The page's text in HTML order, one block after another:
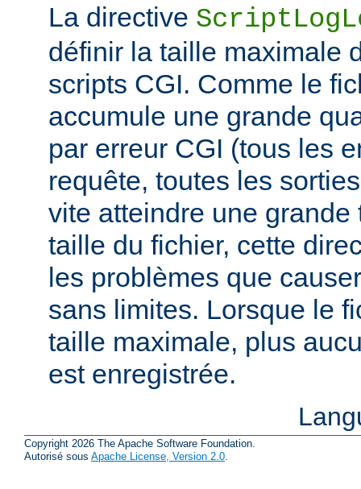
La directive
définir la taille maximale
scripts CGI. Comme le
accumule une grande
par erreur CGI (tous les
requête, toutes les
vite atteindre une
taille du fichier, cette
les problèmes que
sans limites. Lorsque le
taille maximale, plus
est enregistrée.
Copyright 2026 The Apache Software Foundation.
Autorisé sous Apache License, Version 2.0.